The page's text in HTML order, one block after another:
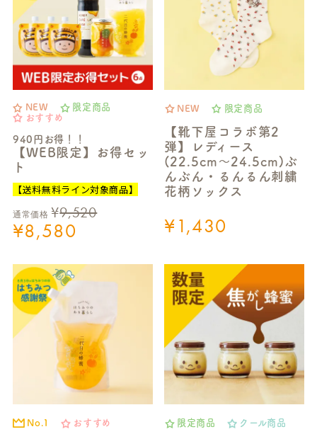
NEW
限定商品
おすすめ
940円お得！！
【WEB限定】お得セッ
ト
【送料無料ライン対象商品】
通常価格 ¥9,520
¥8,580
NEW 限定商品
【靴下屋コラボ第2
弾】レディース
(22.5cm～24.5cm)ぶ
んぶん・るんるん刺繍
花柄ソックス
¥1,430
No.1 おすすめ 限定商品 クール商品